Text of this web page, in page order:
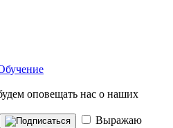
оповещать нас о наших
Выражаю